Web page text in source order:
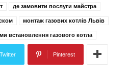
де замовити послуги майстра
монтаж газових котлів Львів
встановлення газового котла
Twitter Pinterest